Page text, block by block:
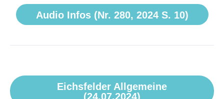
Audio Infos (Nr. 280, 2024 S. 10)
Eichsfelder Allgemeine
(24.07.2024)